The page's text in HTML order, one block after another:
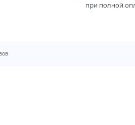
при полной